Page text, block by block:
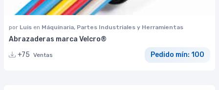
por Luis en Máquinaria, Partes Industriales y Herramientas
Abrazaderas marca Velcro®
+75 Ventas Pedido mín: 100